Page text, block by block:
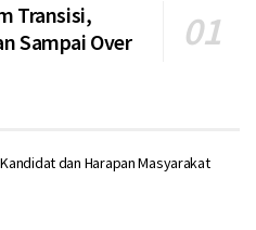
Transisi,
Sampai Over
dan Harapan Masyarakat